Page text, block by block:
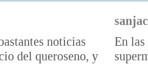
noticias
del queroseno, y
En las